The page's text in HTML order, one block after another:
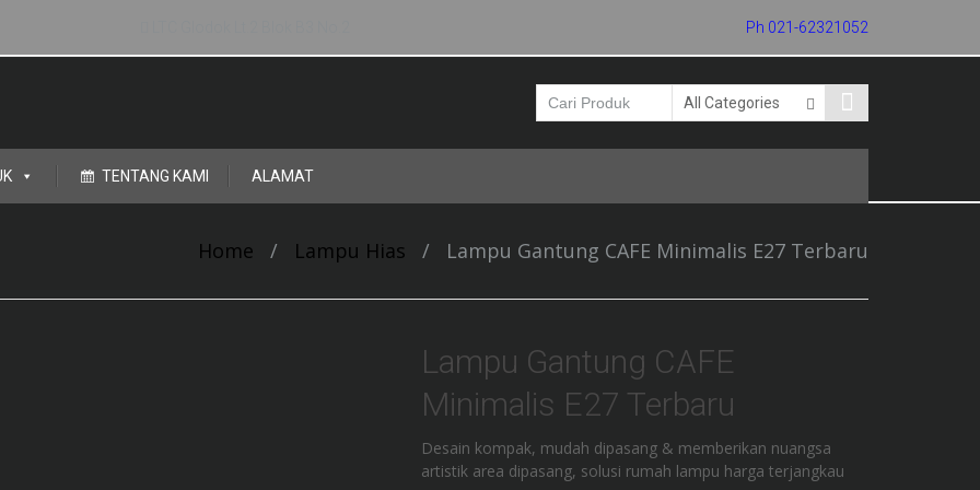
Ph 021-62321052
TENTANG KAMI ALAMAT
Home / Lampu Hias / Lampu Gantung CAFE Minimalis E27 Terbaru
Lampu Gantung CAFE
Minimalis E27 Terbaru
Desain kompak, mudah dipasang & memberikan nuangsa
artistik area dipasang, solusi rumah lampu harga terjangkau